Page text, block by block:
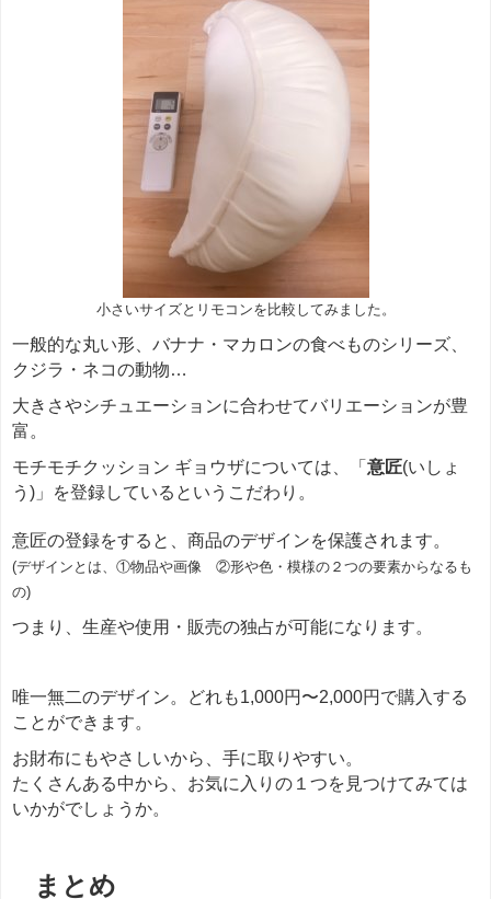
小さいサイズとリモコンを比較してみました。
一般的な丸い形、バナナ・マカロンの食べものシリーズ、
クジラ・ネコの動物…
大きさやシチュエーションに合わせてバリエーションが豊
富。
モチモチクッション ギョウザについては、「 意匠(いしょ
う)」を登録しているというこだわり。
意匠の登録をすると、商品のデザインを保護されます。
(デザインとは、①物品や画像 ②形や色・模様の２つの要素からなるも
の)
つまり、生産や使用・販売の独占が可能になります。
唯一無二のデザイン。どれも1,000円〜2,000円で購入する
ことができます。
お財布にもやさしいから、手に取りやすい。
たくさんある中から、お気に入りの１つを見つけてみては
いかがでしょうか。
まとめ